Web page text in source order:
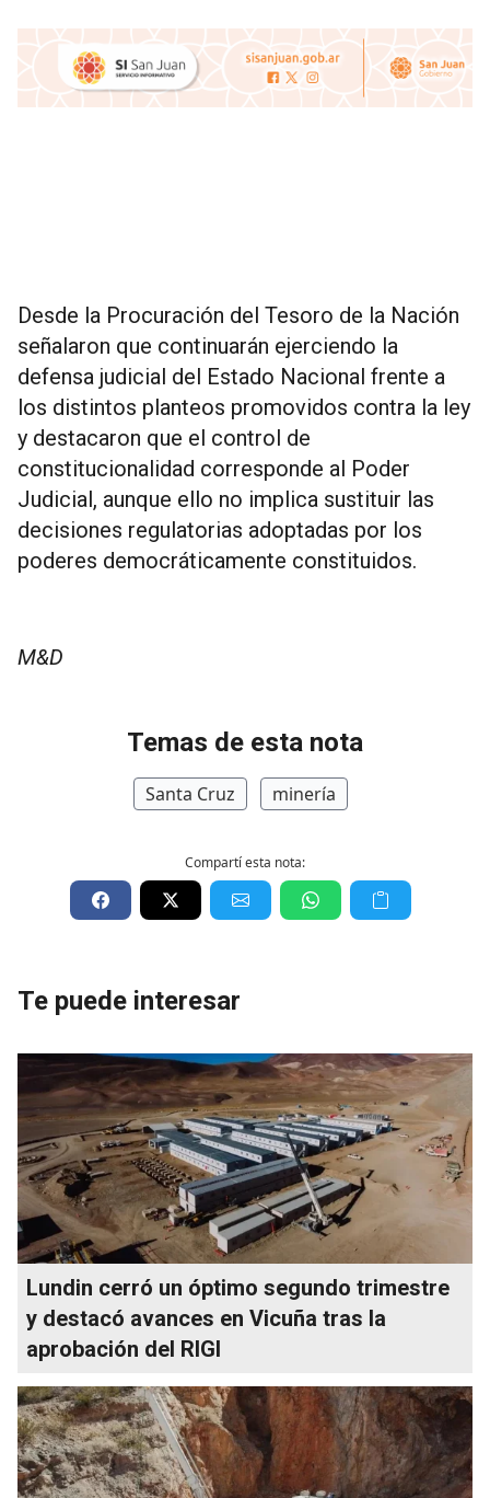
Desde la Procuración del Tesoro de la Nación
señalaron que continuarán ejerciendo la
defensa judicial del Estado Nacional frente a
los distintos planteos promovidos contra la ley
y destacaron que el control de
constitucionalidad corresponde al Poder
Judicial, aunque ello no implica sustituir las
decisiones regulatorias adoptadas por los
poderes democráticamente constituidos.
M&D
Temas de esta nota
Santa Cruz minería
Compartí esta nota:
Te puede interesar
Lundin cerró un óptimo segundo trimestre
y destacó avances en Vicuña tras la
aprobación del RIGI